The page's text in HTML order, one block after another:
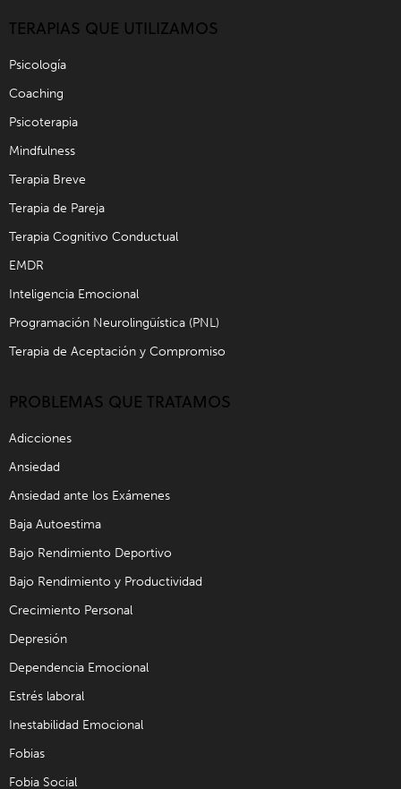
TERAPIAS QUE UTILIZAMOS
Psicología
Coaching
Psicoterapia
Mindfulness
Terapia Breve
Terapia de Pareja
Terapia Cognitivo Conductual
EMDR
Inteligencia Emocional
Programación Neurolingüística (PNL)
Terapia de Aceptación y Compromiso
PROBLEMAS QUE TRATAMOS
Adicciones
Ansiedad
Ansiedad ante los Exámenes
Baja Autoestima
Bajo Rendimiento Deportivo
Bajo Rendimiento y Productividad
Crecimiento Personal
Depresión
Dependencia Emocional
Estrés laboral
Inestabilidad Emocional
Fobias
Fobia Social